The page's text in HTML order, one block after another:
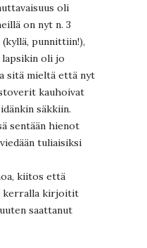
oli
on nyt n. 3
punnittiin!),
lapsikin oli jo
sitä mieltä että nyt
kauhoivat
säkkiin.
sentään hienot
tuliaisiksi
kiitos että
kerralla kirjoitit
saattanut